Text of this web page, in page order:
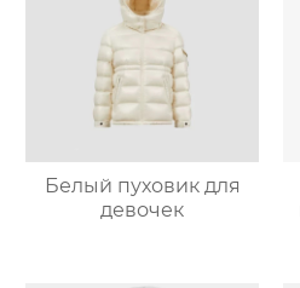
Белый пуховик для
девочек